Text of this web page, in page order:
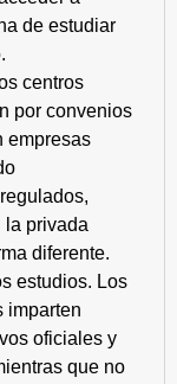
de estudiar
centros
por convenios
empresas
la privada
diferente.
estudios. Los
imparten
oficiales y
que no